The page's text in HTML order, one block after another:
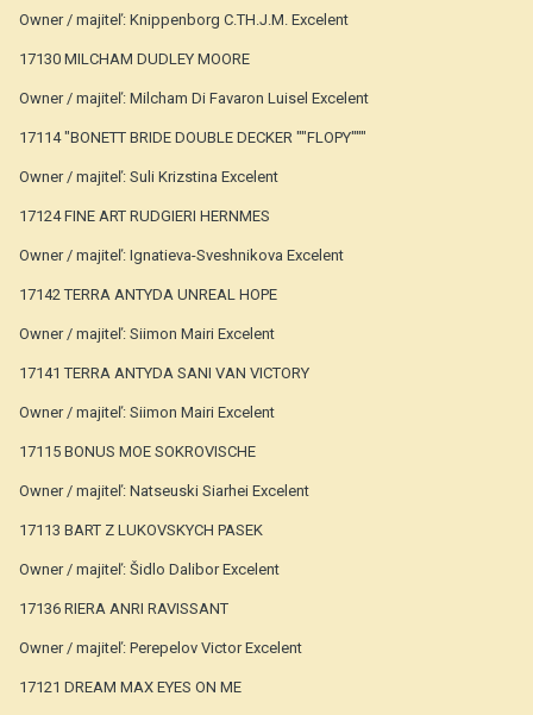
Owner / majiteľ: Knippenborg C.TH.J.M. Excelent
17130 MILCHAM DUDLEY MOORE
Owner / majiteľ: Milcham Di Favaron Luisel Excelent
17114 "BONETT BRIDE DOUBLE DECKER ""FLOPY"""
Owner / majiteľ: Suli Krizstina Excelent
17124 FINE ART RUDGIERI HERNMES
Owner / majiteľ: Ignatieva-Sveshnikova Excelent
17142 TERRA ANTYDA UNREAL HOPE
Owner / majiteľ: Siimon Mairi Excelent
17141 TERRA ANTYDA SANI VAN VICTORY
Owner / majiteľ: Siimon Mairi Excelent
17115 BONUS MOE SOKROVISCHE
Owner / majiteľ: Natseuski Siarhei Excelent
17113 BART Z LUKOVSKYCH PASEK
Owner / majiteľ: Šidlo Dalibor Excelent
17136 RIERA ANRI RAVISSANT
Owner / majiteľ: Perepelov Victor Excelent
17121 DREAM MAX EYES ON ME